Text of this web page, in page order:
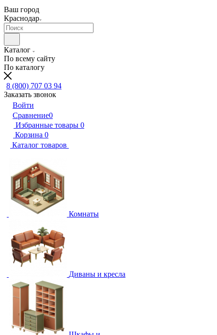
Ваш город
Краснодар
Каталог
По всему сайту
По каталогу
8 (800) 707 03 94
Заказать звонок
Войти
Сравнение0
Избранные товары 0
Корзина 0
Каталог товаров
Комнаты
Диваны и кресла